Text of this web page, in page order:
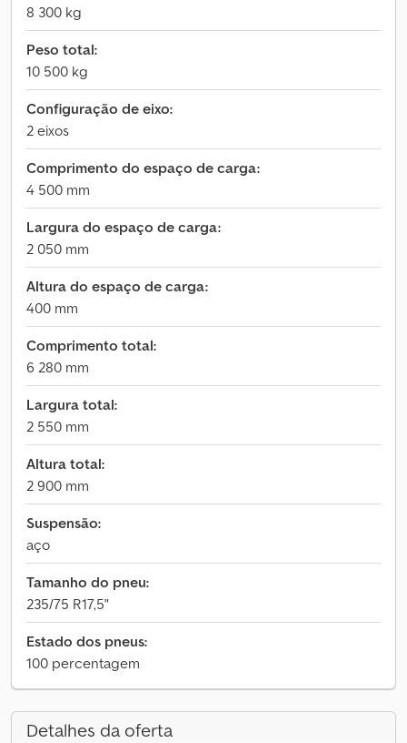
8 300 kg
Peso total:
10 500 kg
Configuração de eixo:
2 eixos
Comprimento do espaço de carga:
4 500 mm
Largura do espaço de carga:
2 050 mm
Altura do espaço de carga:
400 mm
Comprimento total:
6 280 mm
Largura total:
2 550 mm
Altura total:
2 900 mm
Suspensão:
aço
Tamanho do pneu:
235/75 R17,5"
Estado dos pneus:
100 percentagem
Detalhes da oferta